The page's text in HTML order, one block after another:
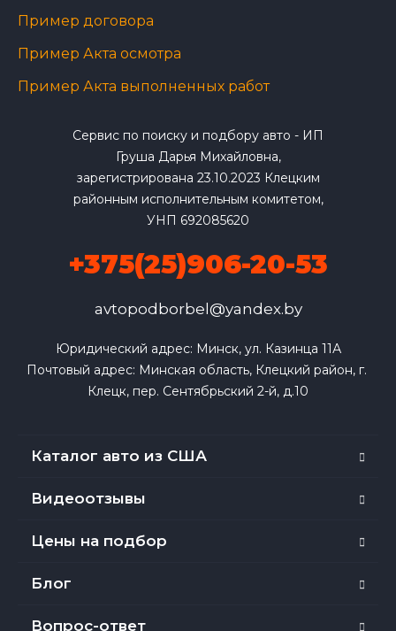
Пример договора
Пример Акта осмотра
Пример Акта выполненных работ
Сервис по поиску и подбору авто - ИП
Груша Дарья Михайловна,
зарегистрирована 23.10.2023 Клецким
районным исполнительным комитетом,
УНП 692085620
+375(25)906-20-53
avtopodborbel@yandex.by
Юридический адрес: Минск, ул. Казинца 11А
Почтовый адрес: Минская область, Клецкий район, г.
Клецк, пер. Сентябрьский 2-й, д.10
Каталог авто из США
Видеоотзывы
Цены на подбор
Блог
Вопрос-ответ